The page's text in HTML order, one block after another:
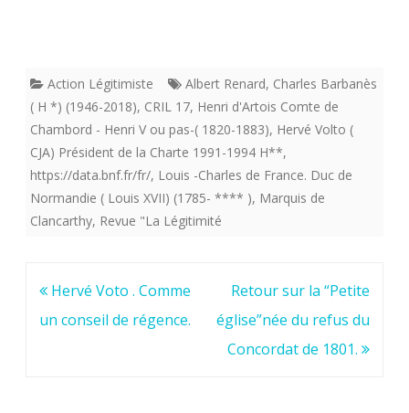
Action Légitimiste Albert Renard, Charles Barbanès
( H *) (1946-2018), CRIL 17, Henri d'Artois Comte de
Chambord - Henri V ou pas-( 1820-1883), Hervé Volto (
CJA) Président de la Charte 1991-1994 H**,
https://data.bnf.fr/fr/, Louis -Charles de France. Duc de
Normandie ( Louis XVII) (1785- **** ), Marquis de
Clancarthy, Revue "La Légitimité
Navigation
de
Hervé Voto . Comme
un conseil de régence.
Retour sur la “Petite
église”née du refus du
Concordat de 1801.